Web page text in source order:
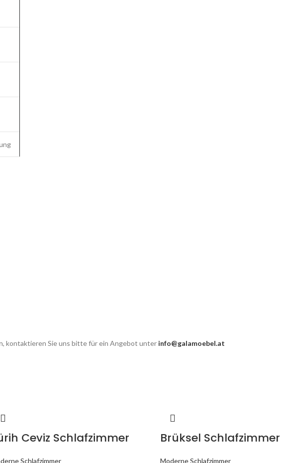
kontaktieren Sie uns bitte für ein Angebot unter info@galamoebel.at
Ceviz Schlafzimmer
Schlafzimmer
Brüksel Schlafzimmer
Moderne Schlafzimmer